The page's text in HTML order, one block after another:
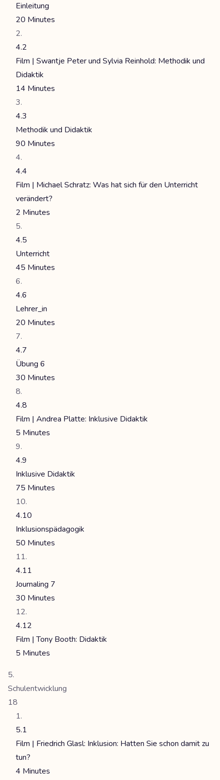
Einleitung
20 Minutes
4.2
Film | Swantje Peter und Sylvia Reinhold: Methodik und
Didaktik
14 Minutes
4.3
Methodik und Didaktik
90 Minutes
4.4
Film | Michael Schratz: Was hat sich für den Unterricht
verändert?
2 Minutes
4.5
Unterricht
45 Minutes
4.6
Lehrer_in
20 Minutes
4.7
Übung 6
30 Minutes
4.8
Film | Andrea Platte: Inklusive Didaktik
5 Minutes
4.9
Inklusive Didaktik
75 Minutes
4.10
Inklusionspädagogik
50 Minutes
4.11
Journaling 7
30 Minutes
4.12
Film | Tony Booth: Didaktik
5 Minutes
Schulentwicklung
18
5.1
Film | Friedrich Glasl: Inklusion: Hatten Sie schon damit zu
tun?
4 Minutes